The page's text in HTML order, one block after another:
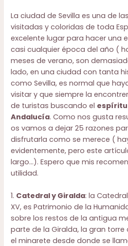
La ciudad de Sevilla es una de
visitadas y coloridas de toda
excelente lugar para hacer una
casi cualquier época del año (
meses de verano, son
lado, en una ciudad con tanta
como Sevilla, es normal que
visitar y que siempre la
de turistas buscando el espíritu
Andalucía. Como nos gusta
os vamos a dejar 25 razones
disfrutarla como se merece (
evidentemente, pero este
largo…). Espero que mis
utilidad.
1. Catedral y Giralda: la
XV, es Patrimonio de la
sobre los restos de la antigua
parte de la Giralda, la gran torre
el minarete desde donde se